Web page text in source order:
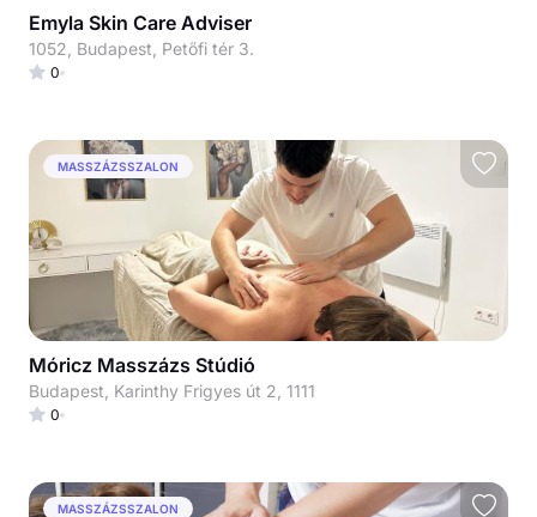
Emyla Skin Care Adviser
1052, Budapest, Petőfi tér 3.
0
MASSZÁZSSZALON
Móricz Masszázs Stúdió
Budapest, Karinthy Frigyes út 2, 1111
0
MASSZÁZSSZALON